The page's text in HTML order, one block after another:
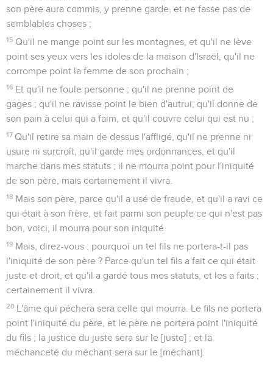
son père aura commis, y prenne garde, et ne fasse pas de
semblables choses ;
15 Qu'il ne mange point sur les montagnes, et qu'il ne lève
point ses yeux vers les idoles de la maison d'Israël, qu'il ne
corrompe point la femme de son prochain ;
16 Et qu'il ne foule personne ; qu'il ne prenne point de
gages ; qu'il ne ravisse point le bien d'autrui, qu'il donne de
son pain à celui qui a faim, et qu'il couvre celui qui est nu ;
17 Qu'il retire sa main de dessus l'affligé, qu'il ne prenne ni
usure ni surcroît, qu'il garde mes ordonnances, et qu'il
marche dans mes statuts ; il ne mourra point pour l'iniquité
de son père, mais certainement il vivra.
18 Mais son père, parce qu'il a usé de fraude, et qu'il a ravi ce
qui était à son frère, et fait parmi son peuple ce qui n'est pas
bon, voici, il mourra pour son iniquité.
19 Mais, direz-vous : pourquoi un tel fils ne portera-t-il pas
l'iniquité de son père ? Parce qu'un tel fils a fait ce qui était
juste et droit, et qu'il a gardé tous mes statuts, et les a faits ;
certainement il vivra.
20 L'âme qui péchera sera celle qui mourra. Le fils ne portera
point l'iniquité du père, et le père ne portera point l'iniquité
du fils ; la justice du juste sera sur le [juste] ; et la
méchanceté du méchant sera sur le [méchant].